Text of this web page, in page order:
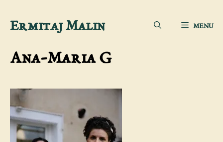
Aller
contenu
Ermitaj Malin MENU
Ana-Maria G